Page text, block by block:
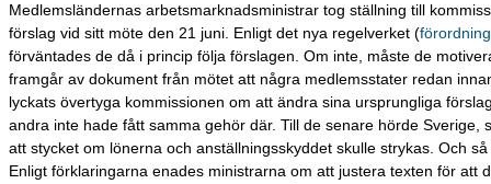
Medlemsländernas arbetsmarknadsministrar tog ställning till
förslag vid sitt möte den 21 juni. Enligt det nya regelverket (
förväntades de då i princip följa förslagen. Om inte, måste de
framgår av dokument från mötet att några medlemsstater redan
lyckats övertyga kommissionen om att ändra sina ursprungliga
andra inte hade fått samma gehör där. Till de senare hörde Sverige,
att stycket om lönerna och anställningsskyddet skulle strykas. Och
Enligt förklaringarna enades ministrarna om att justera texten för att